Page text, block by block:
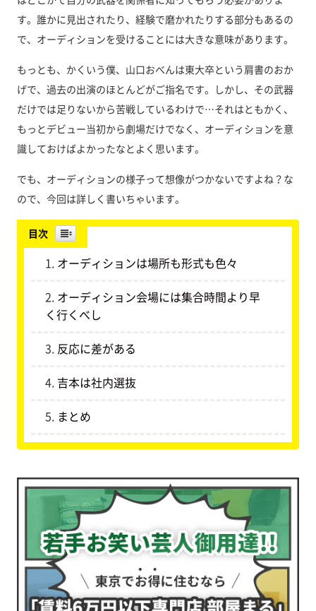
す。誰かに見出されたり、経験で磨かれたりする部分もあるの
で、オーディションを受けることには大きな意味があります。
もっとも、かくいう僕、山口おべんは東大卒という肩書のおか
げで、過去の出演のほとんどがご指名です。しかし、その武器
だけでは足りないから苦戦しているわけで…それはともかく、
もっとデビュー当初から劇場だけでなく、オーディションを意
識しておけばよかったなとよく思います。
でも、オーディションの様子って想像がつかないですよね？な
ので、今回は詳しく書いちゃいます。
目次
オーディションは場所も形式も色々
オーディション会場には集合時間より早
く行くべし
反応に差がある
吉本は社内選抜
まとめ